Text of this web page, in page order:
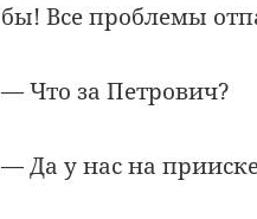
бы! Все проблемы
— Что за Петрович?
— Да у нас на